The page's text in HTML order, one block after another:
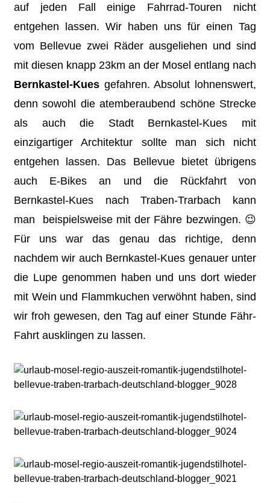
auf jeden Fall einige Fahrrad-Touren nicht
entgehen lassen. Wir haben uns für einen Tag
vom Bellevue zwei Räder ausgeliehen und sind
mit diesen knapp 23km an der Mosel entlang nach
Bernkastel-Kues gefahren. Absolut lohnenswert,
denn sowohl die atemberaubend schöne Strecke
als auch die Stadt Bernkastel-Kues mit
einzigartiger Architektur sollte man sich nicht
entgehen lassen. Das Bellevue bietet übrigens
auch E-Bikes an und die Rückfahrt von
Bernkastel-Kues nach Traben-Trarbach kann
man beispielsweise mit der Fähre bezwingen. 😉
Für uns war das genau das richtige, denn
nachdem wir auch Bernkastel-Kues genauer unter
die Lupe genommen haben und uns dort wieder
mit Wein und Flammkuchen verwöhnt haben, sind
wir froh gewesen, den Tag auf einer Stunde Fähr-
Fahrt ausklingen zu lassen.